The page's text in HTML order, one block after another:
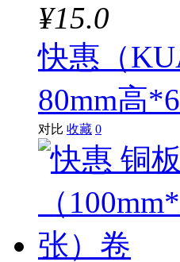
¥15.0
快惠（
80mm高
对比 收藏 0